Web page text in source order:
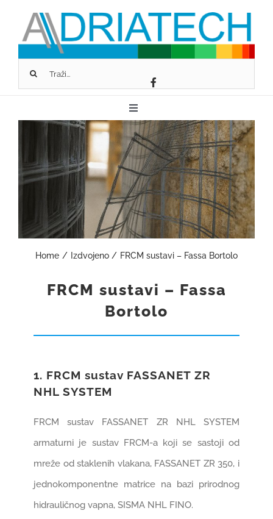
content
Toggle
Navigation
FASSA BORTOLO
SCHLÜTER-SYSTEMS
GEOPIETRA
KARIJERE 1
KONTAKT
WEB SHOP
Home Izdvojeno FRCM sustavi – Fassa Bortolo
FRCM sustavi – Fassa
Bortolo
1. FRCM sustav FASSANET ZR
NHL SYSTEM
FRCM sustav FASSANET ZR NHL SYSTEM
armaturni je sustav FRCM-a koji se sastoji od
mreže od staklenih vlakana, FASSANET ZR 350, i
jednokomponentne matrice na bazi prirodnog
hidrauličnog vapna, SISMA NHL FINO.